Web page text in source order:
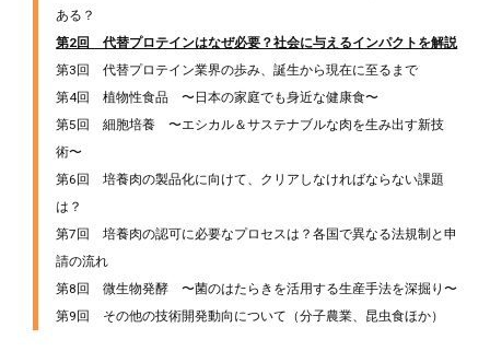
ある？
第2回 代替プロテインはなぜ必要？社会に与えるインパクトを解説
第3回 代替プロテイン業界の歩み、誕生から現在に至るまで
第4回 植物性食品 〜日本の家庭でも身近な健康食〜
第5回 細胞培養 〜エシカル＆サステナブルな肉を生み出す新技
術〜
第6回 培養肉の製品化に向けて、クリアしなければならない課題
は？
第7回 培養肉の認可に必要なプロセスは？各国で異なる法規制と申
請の流れ
第8回 微生物発酵 〜菌のはたらきを活用する生産手法を深掘り〜
第9回 その他の技術開発動向について（分子農業、昆虫食ほか）